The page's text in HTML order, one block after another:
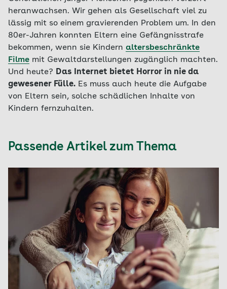
heranwachsen. Wir gehen als Gesellschaft viel zu
lässig mit so einem gravierenden Problem um. In den
80er-Jahren konnten Eltern eine Gefängnisstrafe
bekommen, wenn sie Kindern altersbeschränkte
Filme mit Gewaltdarstellungen zugänglich machten.
Und heute? Das Internet bietet Horror in nie da
gewesener Fülle. Es muss auch heute die Aufgabe
von Eltern sein, solche schädlichen Inhalte von
Kindern fernzuhalten.
Passende Artikel zum Thema